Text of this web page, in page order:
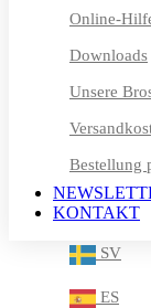
FR
NL
FI
IT
SV
ES
Online-
Downloads
Unsere
Bestellung
KONTAKT